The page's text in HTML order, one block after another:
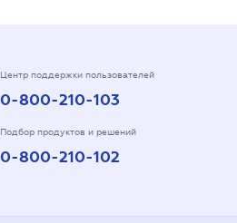
Центр поддержки пользователей
0-800-210-103
Подбор продуктов и решений
0-800-210-102